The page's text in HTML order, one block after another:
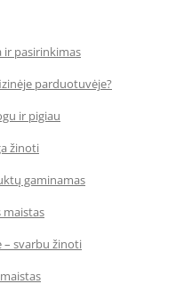
ir pasirinkimas
parduotuvėje?
ir pigiau
žinoti
gaminamas
maistas
– svarbu žinoti